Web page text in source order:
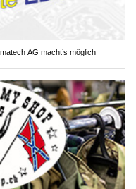
AG macht’s möglich